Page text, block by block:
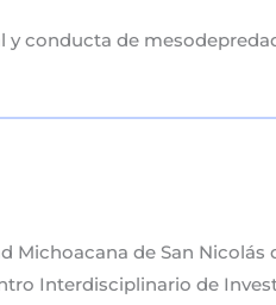
conducta de
de San Nicolás
Interdisciplinario de